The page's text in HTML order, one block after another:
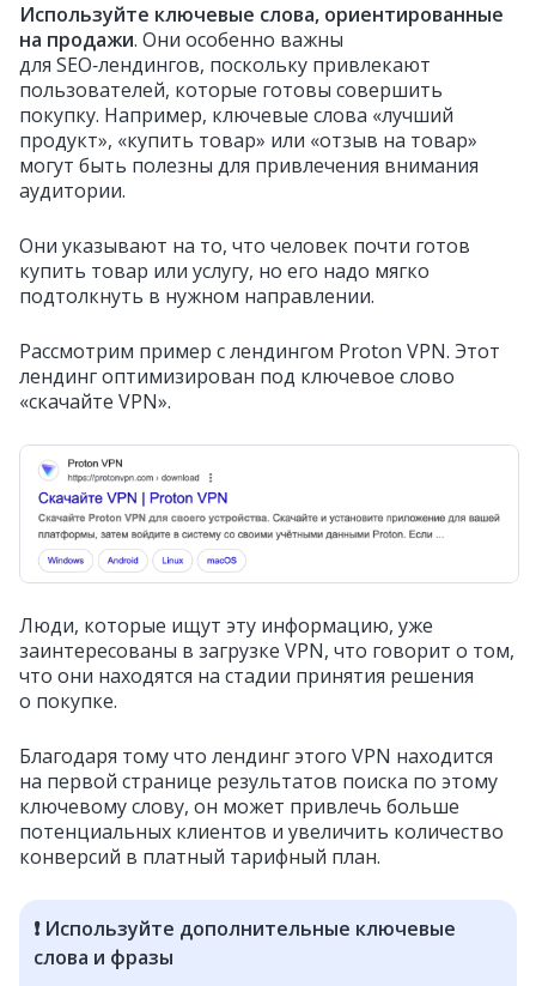
Используйте ключевые слова, ориентированные
на продажи. Они особенно важны
для SEO‑лендингов, поскольку привлекают
пользователей, которые готовы совершить
покупку. Например, ключевые слова «лучший
продукт», «купить товар» или «отзыв на товар»
могут быть полезны для привлечения внимания
аудитории.
Они указывают на то, что человек почти готов
купить товар или услугу, но его надо мягко
подтолкнуть в нужном направлении.
Рассмотрим пример с лендингом Proton VPN. Этот
лендинг оптимизирован под ключевое слово
«скачайте VPN».
Люди, которые ищут эту информацию, уже
заинтересованы в загрузке VPN, что говорит о том,
что они находятся на стадии принятия решения
о покупке.
Благодаря тому что лендинг этого VPN находится
на первой странице результатов поиска по этому
ключевому слову, он может привлечь больше
потенциальных клиентов и увеличить количество
конверсий в платный тарифный план.
❗ Используйте дополнительные ключевые
слова и фразы